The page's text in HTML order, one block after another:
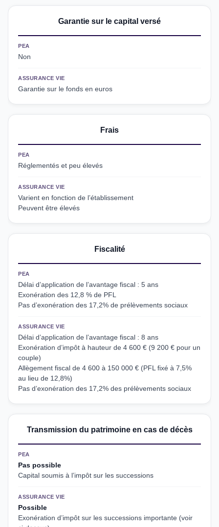
Garantie sur le capital versé
PEA
Non
ASSURANCE VIE
Garantie sur le fonds en euros
Frais
PEA
Réglementés et peu élevés
ASSURANCE VIE
Varient en fonction de l’établissement
Peuvent être élevés
Fiscalité
PEA
Délai d’application de l’avantage fiscal : 5 ans
Exonération des 12,8 % de PFL
Pas d’exonération des 17,2% de prélèvements sociaux
ASSURANCE VIE
Délai d’application de l’avantage fiscal : 8 ans
Exonération d’impôt à hauteur de 4 600 € (9 200 € pour un
couple)
Allègement fiscal de 4 600 à 150 000 € (PFL fixé à 7,5%
au lieu de 12,8%)
Pas d’exonération des 17,2% des prélèvements sociaux
Transmission du patrimoine en cas de décès
PEA
Pas possible
Capital soumis à l’impôt sur les successions
ASSURANCE VIE
Possible
Exonération d’impôt sur les successions importante (voir